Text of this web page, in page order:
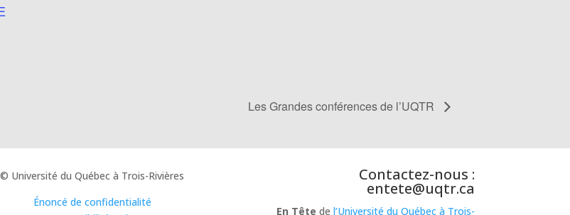
Les Grandes conférences de l’UQTR
© Université du Québec à Trois-Rivières
Énoncé de confidentialité
Contactez-nous :
entete@uqtr.ca
En Tête de l’Université du Québec à Trois-